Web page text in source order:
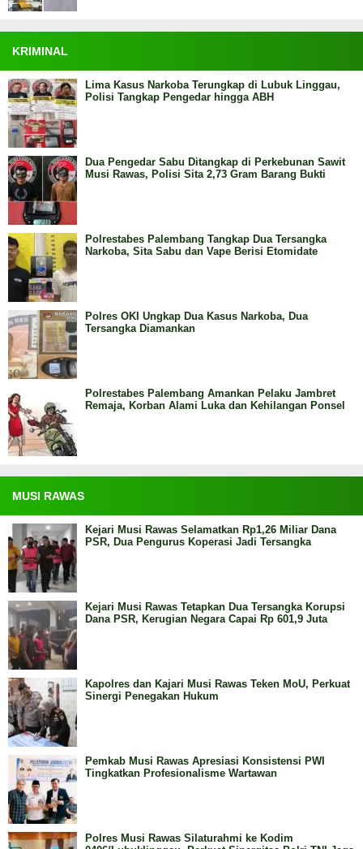
KRIMINAL
Lima Kasus Narkoba Terungkap di Lubuk Linggau,
Polisi Tangkap Pengedar hingga ABH
Dua Pengedar Sabu Ditangkap di Perkebunan Sawit
Musi Rawas, Polisi Sita 2,73 Gram Barang Bukti
Polrestabes Palembang Tangkap Dua Tersangka
Narkoba, Sita Sabu dan Vape Berisi Etomidate
Polres OKI Ungkap Dua Kasus Narkoba, Dua
Tersangka Diamankan
Polrestabes Palembang Amankan Pelaku Jambret
Remaja, Korban Alami Luka dan Kehilangan Ponsel
MUSI RAWAS
Kejari Musi Rawas Selamatkan Rp1,26 Miliar Dana
PSR, Dua Pengurus Koperasi Jadi Tersangka
Kejari Musi Rawas Tetapkan Dua Tersangka Korupsi
Dana PSR, Kerugian Negara Capai Rp 601,9 Juta
Kapolres dan Kajari Musi Rawas Teken MoU, Perkuat
Sinergi Penegakan Hukum
Pemkab Musi Rawas Apresiasi Konsistensi PWI
Tingkatkan Profesionalisme Wartawan
Polres Musi Rawas Silaturahmi ke Kodim